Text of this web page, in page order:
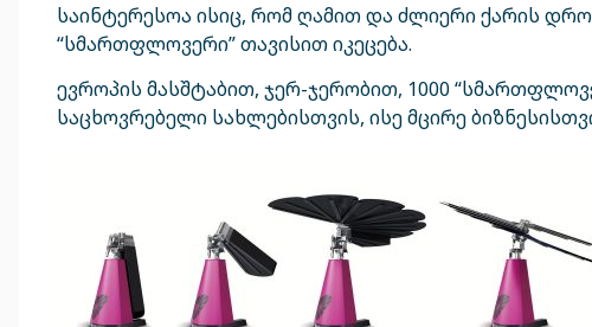
საინტერესოა ისიც, რომ ღამით და ძლიერი ქარის
“სმართფლოვერი” თავისით იკეცება.
ევროპის მასშტაბით, ჯერ-ჯერობით, 1000
საცხოვრებელი სახლებისთვის, ისე მცირე